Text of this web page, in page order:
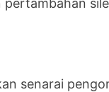
senarai